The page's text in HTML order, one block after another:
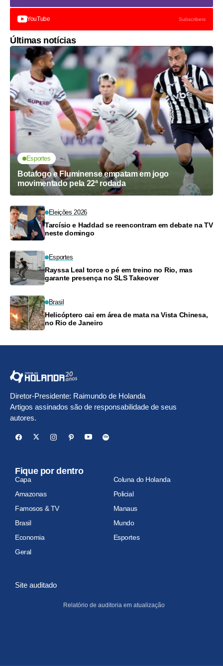
YouTube Subscribers
Últimas notícias
Esportes
Botafogo e Fluminense empatam em jogo
movimentado pela 22ª rodada
Eleições 2026
Tarcísio e Haddad se reencontram em debate na TV
neste domingo
Esportes
Rayssa Leal torce o pé em treino no Rio, mas
garante presença no SLS Takeover
Brasil
Helicóptero cai em área de mata na Vista Chinesa,
no Rio de Janeiro
Diretor-Presidente: Raimundo de Holanda
Artigos assinados são de responsabilidade de seus
autores.
Fique por dentro
Capa
Coluna do Holanda
Amazonas
Policial
Famosos & TV
Manaus
Brasil
Mundo
Economia
Esportes
Geral
Site auditado
Relatório de auditoria em atualização